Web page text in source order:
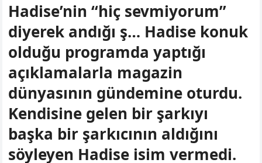
Hadise’nin “hiç sevmiyorum”
diyerek andığı ş… Hadise konuk
olduğu programda yaptığı
açıklamalarla magazin
dünyasının gündemine oturdu.
Kendisine gelen bir şarkıyı
başka bir şarkıcının aldığını
söyleyen Hadise isim vermedi.